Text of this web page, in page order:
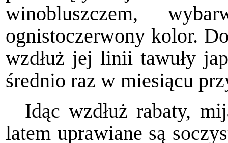
winobluszczem,
ognistoczerwony kolor.
wzdłuż jej linii tawuły
średnio raz w miesiącu
Idąc wzdłuż rabaty,
latem uprawiane są